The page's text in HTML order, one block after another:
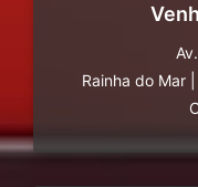
Rainha do Mar